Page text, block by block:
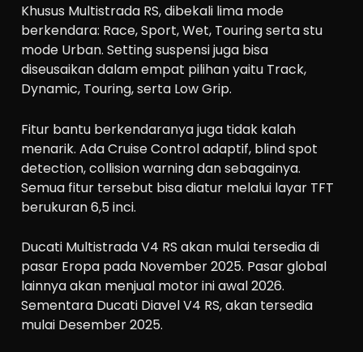
Khusus Multistrada RS, dibekali lima mode
berkendara: Race, Sport, Wet, Touring serta stu
mode Urban. Setting suspensi juga bisa
diseusaikan dalam empat pilihan yaitu Track,
Dynamic, Touring, serta Low Grip.
Fitur bantu berkendaranya juga tidak kalah
menarik. Ada Cruise Control adaptif, blind spot
detection, collision warning dan sebagainya.
Semua fitur tersebut bisa diatur melalui layar TFT
berukuran 6,5 inci.
Ducati Multistrada V4 RS akan mulai tersedia di
pasar Eropa pada November 2025. Pasar global
lainnya akan menjual motor ini awal 2026.
Sementara Ducati Diavel V4 RS, akan tersedia
mulai Desember 2025.